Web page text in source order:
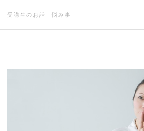
受講生のお話！悩み事